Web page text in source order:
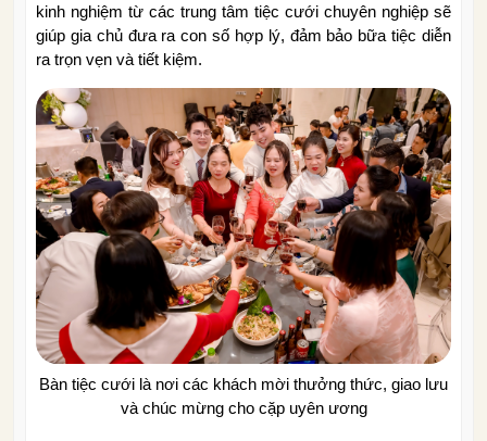
kinh nghiệm từ các trung tâm tiệc cưới chuyên nghiệp sẽ
giúp gia chủ đưa ra con số hợp lý, đảm bảo bữa tiệc diễn
ra trọn vẹn và tiết kiệm.
Bàn tiệc cưới là nơi các khách mời thưởng thức, giao lưu
và chúc mừng cho cặp uyên ương